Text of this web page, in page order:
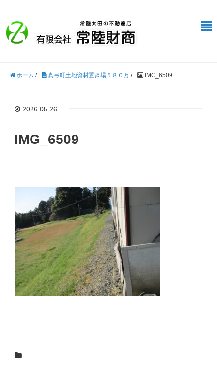
ホーム / 真弓町土地資材置き場５８０万 / IMG_6509
2026.05.26
IMG_6509